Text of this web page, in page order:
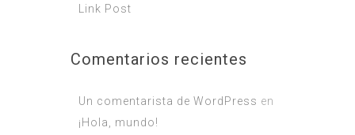
Link Post
Comentarios recientes
Un comentarista de WordPress en
¡Hola, mundo!